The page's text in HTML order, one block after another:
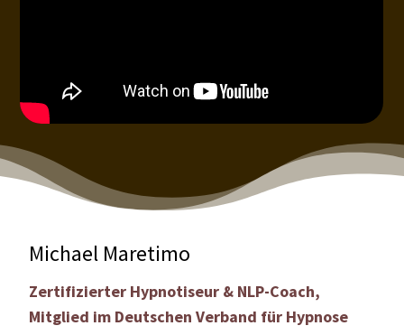
Michael Maretimo
Zertifizierter Hypnotiseur & NLP-Coach,
Mitglied im Deutschen Verband für Hypnose